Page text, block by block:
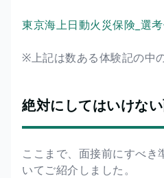
東京海上日動火災保険_選
※上記は数ある体験記の中
絶対にしてはいけな
ここまで、面接前にすべき
いてご紹介しました。